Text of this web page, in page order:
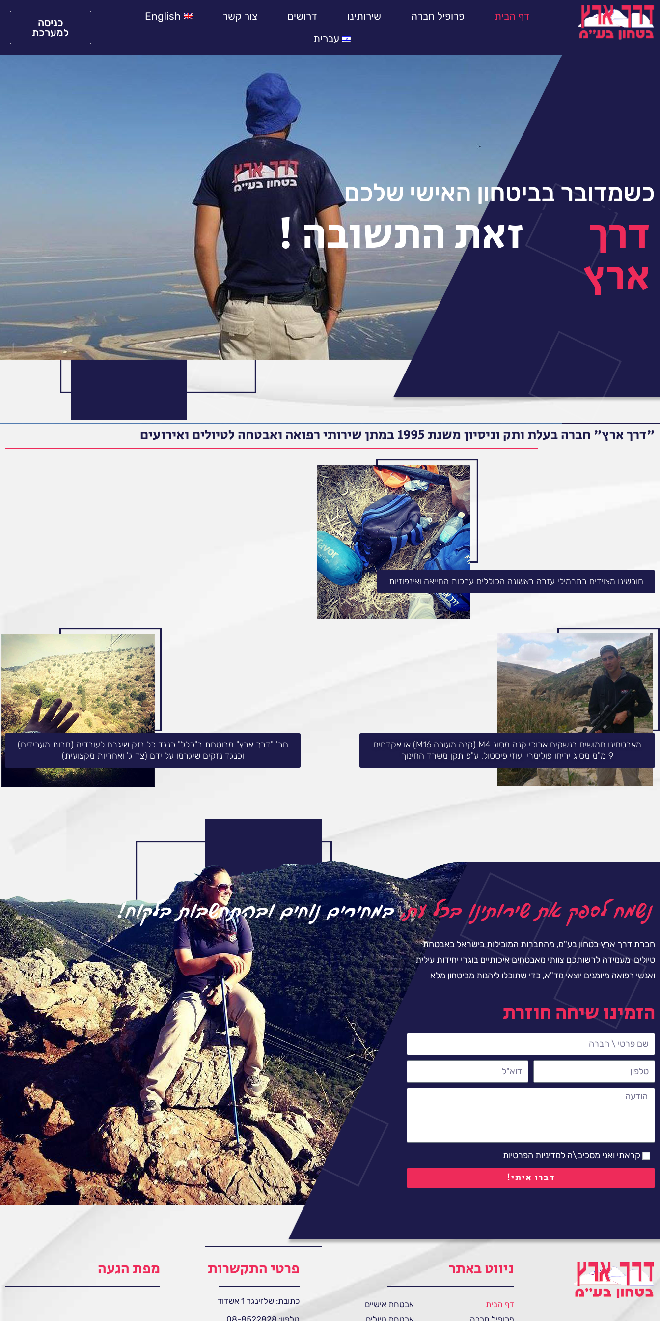
דף הבית פרופיל חברה שירותינו דרושים צור קשר
English
עברית
כניסה
למערכת
כשמדובר בביטחון האישי שלכם
דרך
ארץ
זאת התשובה !
"דרך ארץ" חברה בעלת ותק וניסיון משנת 1995 במתן שירותי רפואה ואבטחה לטיולים ואירועים
חובשינו מצוידים בתרמילי עזרה ראשונה הכוללים ערכות החייאה ואינפוזיות
מאבטחינו חמושים בנשקים ארוכי קנה מסוג M4 (קנה מעובה M16) או אקדחים
9 מ"מ מסוג יריחו פולימרי ועוזי פיסטול, ע"פ תקן משרד החינוך
חב' "דרך ארץ" מבוטחת ב"כלל" כנגד כל נזק שיגרם לעובדיה (חבות מעבידים)
וכנגד נזקים שיגרמו על ידם (צד ג' ואחריות מקצועית)
חברת דרך ארץ בטחון בע"מ, מהחברות המובילות בישראל באבטחת
טיולים, מעמידה לרשותכם צוותי מאבטחים איכותיים בוגרי יחידות עילית
ואנשי רפואה מיומנים יוצאי מד"א, כדי שתוכלו ליהנות מביטחון מלא
הזמינו שיחה חוזרת
קראתי ואני מסכים\ה למדיניות הפרטיות
דברו איתי!
ניווט באתר
דף הבית
פרופיל חברה
אבטחת אישיים
אבטחת טיולים
פרטי התקשרות
כתובת: שלזינגר 1 אשדוד
טלפון: 08-8522828
מפת הגעה